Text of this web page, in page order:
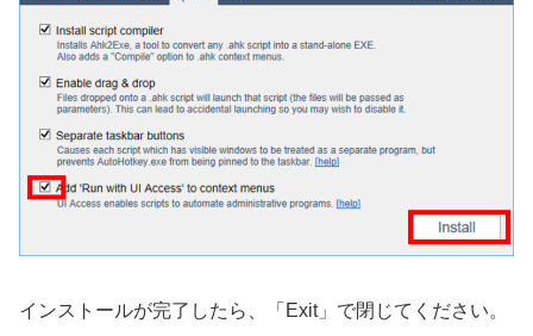
インストールが完了したら、「Exit」で閉じてください。